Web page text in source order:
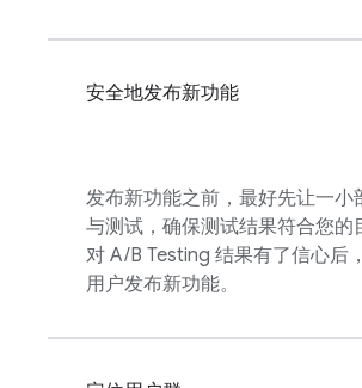
安全地发布新功能
发布新功能之前，最好先让一小
与测试，确保测试结果符合您的
对 A/B Testing 结果有了信心后
用户发布新功能。